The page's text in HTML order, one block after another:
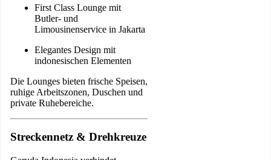
First Class Lounge mit
Butler- und
Limousinenservice in Jakarta
Elegantes Design mit
indonesischen Elementen
Die Lounges bieten frische Speisen,
ruhige Arbeitszonen, Duschen und
private Ruhebereiche.
Streckennetz & Drehkreuze